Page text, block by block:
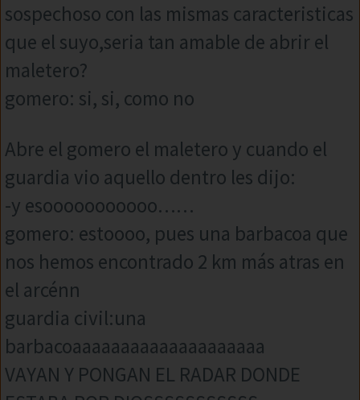
sospechoso con las mismas caracteristicas
que el suyo,seria tan amable de abrir el
maletero?
gomero: si, si, como no
Abre el gomero el maletero y cuando el
guardia vio aquello dentro les dijo:
-y esooooooooooo……
gomero: estoooo, pues una barbacoa que
nos hemos encontrado 2 km más atras en
el arcénn
guardia civil:una
barbacoaaaaaaaaaaaaaaaaaaaa
VAYAN Y PONGAN EL RADAR DONDE